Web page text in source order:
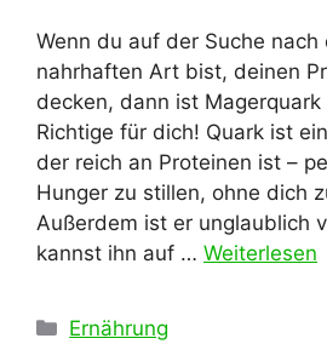
Wenn du auf der Suche nach
nahrhaften Art bist, deinen
decken, dann ist Magerquark
Richtige für dich! Quark ist
der reich an Proteinen ist –
Hunger zu stillen, ohne dich
Außerdem ist er unglaublich
kannst ihn auf … Weiterlesen
Kategorien
Ernährung